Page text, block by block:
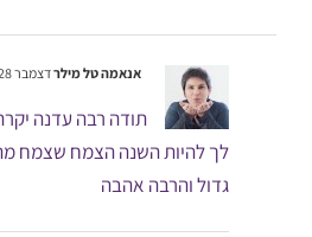
אנאמה טל מילרדצמבר 28, 2015 , 2:40 pm
תודה רבה עדנה
לך להיות השנה הצמח שצמח
גדול והרבה אהבה